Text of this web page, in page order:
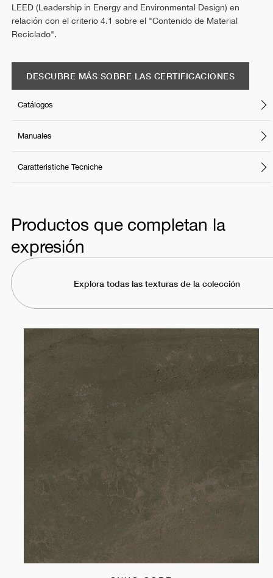
LEED (Leadership in Energy and Environmental Design) en
relación con el criterio 4.1 sobre el "Contenido de Material
Reciclado".
DESCUBRE MÁS SOBRE LAS CERTIFICACIONES
Catálogos
Manuales
Caratteristiche Tecniche
Productos que completan la
expresión
Explora todas las texturas de la colección